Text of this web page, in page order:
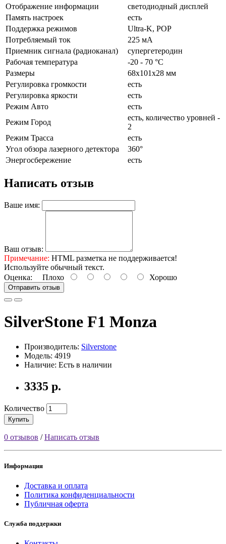
Отображение информации
светодиодный дисплей
Память настроек
есть
Поддержка режимов
Ultra-K, POP
Потребляемый ток
225 мА
Приемник сигнала (радиоканал)
супергетеродин
Рабочая температура
-20 - 70 °C
Размеры
68x101x28 мм
Регулировка громкости
есть
Регулировка яркости
есть
Режим Авто
есть
Режим Город
есть, количество уровней -
2
Режим Трасса
есть
Угол обзора лазерного детектора
360°
Энергосбережение
есть
Написать отзыв
Ваше имя:
Ваш отзыв:
Примечание: HTML разметка не поддерживается!
Используйте обычный текст.
Оценка: Плохо Хорошо
Отправить отзыв
SilverStone F1 Monza
Производитель: Silverstone
Модель: 4919
Наличие: Есть в наличии
3335 р.
Количество
Купить
0 отзывов /Написать отзыв
Информация
Доставка и оплата
Политика конфиденциальности
Публичная оферта
Служба поддержки